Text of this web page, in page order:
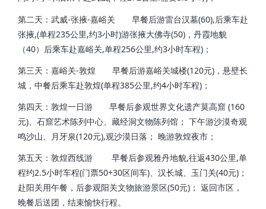
第二天：武威-张掖-嘉峪关 早餐后游雷台汉墓(60),后乘车赴
张掖,(单程235公里,约3小时)游张掖大佛寺(50)，丹霞地貌
（40）后乘车赴嘉峪关,单程256公里,约3小时车程)；
第三天：嘉峪关-敦煌 早餐后游嘉峪关城楼(120元)，悬壁长
城，中餐后乘车赴敦煌(单程385公里,约4小时车程)；
第四天：敦煌一日游 早餐后参观世界文化遗产莫高窟 (160
元)、石窟艺术陈列中心、藏经洞文物陈列馆； 下午游沙漠奇观
鸣沙山、月牙泉(120元),观沙漠日落； 晚游敦煌夜市；
第五天：敦煌西线游 早餐后参观雅丹地貌,往返430公里,单
程约2.5小时车程(门票50+30区间车)、汉长城、玉门关(40元)；
赴阳关用午餐，后参观阳关文物旅游景区(50元)； 返回市区，
晚餐后送团，结束愉快行程。